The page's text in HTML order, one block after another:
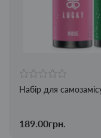
Набір для
189.00грн.